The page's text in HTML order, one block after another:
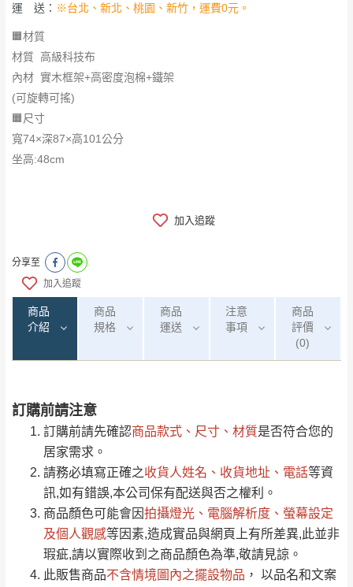
運 送： ※台北、新北、桃園、新竹，運費0元。
🟧材質
材質 高級科技布
內材 實木框架+高密度泡棉+鐵架
(可旋轉可搖)
🟧尺寸
寬74×深87×高101公分
​​​​​​​坐高:48cm
加入追蹤
分享至
加入追蹤
商品
介紹
商品
規格
商品
運送
注意
事項
商品
評價
(0)
訂購前請注意
訂購前請先確認商品款式、尺寸、材質是否符合您的
居家需求。
請務必填寫正確之收貨人姓名、收貨地址、電話等資
訊,如有錯誤,本公司保有配送與否之權利。
商品顏色可能會因拍攝燈光、電腦解析度、螢幕設定
及個人觀感等因素,造成實品與網頁上有所差異,此並非
瑕疵,請以實際收到之商品顏色為準,敬請見諒。
此販售商品不含情境圖內之擺設物品 ， 以品名和文案
運 費 說 明
運送地區 運送費用
偏遠地區
（請先線上詢問 LINE
→@dershin ）
桃園 復興鄉
注意事項：
由於品項繁多，網頁無法及時更新，如有需
要購買商品，請於出發前來電或到「官方
Line客服」來信確認商品是否有「現貨」與
「金額」。
若商品價格或庫存有異常，商家有權取消訂
單。部分網路商品恕無法更改原設計或客製，敬請
見諒！
0/5 (0)筆
全部 依評論高至低排列
依評論低至高排列 只顯示附上圖片
只顯示附上評論